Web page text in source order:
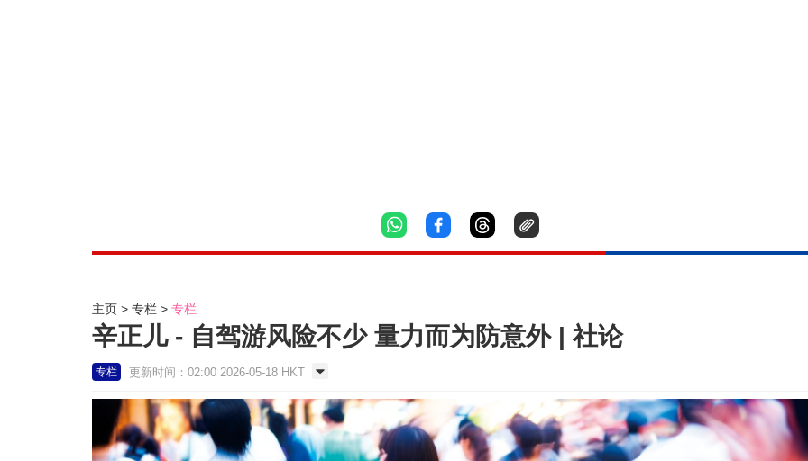
主页 专栏 专栏
辛正儿 - 自驾游风险不少 量力而为防意外 | 社论
专栏 更新时间：02:00 2026-05-18 HKT